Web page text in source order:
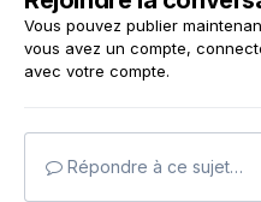
Vous pouvez publier
vous avez un compte,
avec votre compte.
Répondre à ce sujet…